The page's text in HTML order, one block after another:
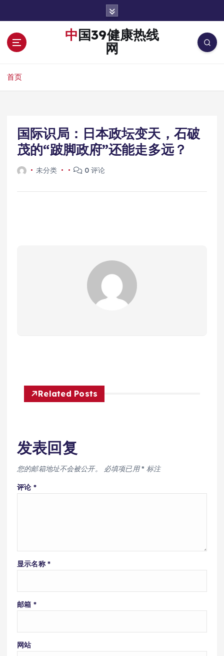
中国39健康热线
网
首页
国际识局：日本政坛变天，石破
茂的“跛脚政府”还能走多远？
未分类 0 评论
Related Posts
发表回复
您的邮箱地址不会被公开。 必填项已用* 标注
评论 *
显示名称 *
邮箱 *
网站